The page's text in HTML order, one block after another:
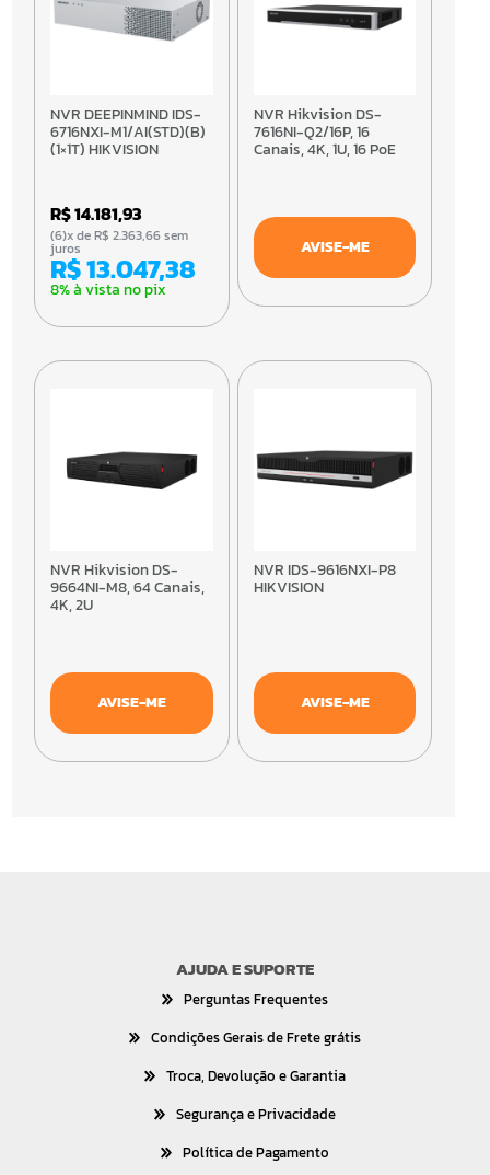
NVR DEEPINMIND IDS-
6716NXI-M1/AI(STD)(B)
(1×1T) HIKVISION
R$ 14.181,93
R$ 13.047,38
8% à vista no pix
(6)x de R$ 2.363,66 sem
juros
NVR Hikvision DS-
7616NI-Q2/16P, 16
Canais, 4K, 1U, 16 PoE
AVISE-ME
NVR Hikvision DS-
9664NI-M8, 64 Canais,
4K, 2U
AVISE-ME
NVR IDS-9616NXI-P8
HIKVISION
AVISE-ME
AJUDA E SUPORTE
Perguntas Frequentes
Condições Gerais de Frete grátis
Troca, Devolução e Garantia
Segurança e Privacidade
Política de Pagamento